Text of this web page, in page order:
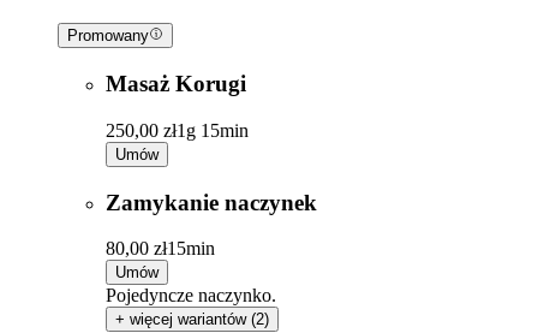
Promowany
Masaż Korugi
250,00 zł1g 15min
Umów
Zamykanie naczynek
80,00 zł15min
Umów
Pojedyncze naczynko.
+ więcej wariantów (2)